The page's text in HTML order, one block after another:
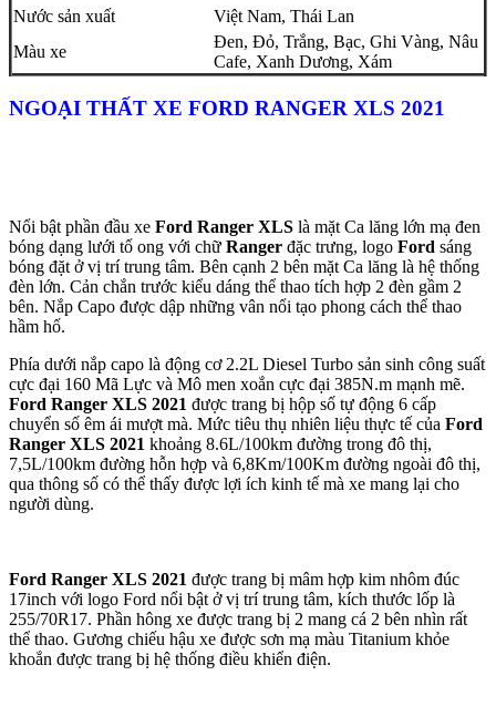
Nước sản xuất
Việt Nam, Thái Lan
Màu xe
Đen, Đỏ, Trắng, Bạc, Ghi Vàng, Nâu
Cafe, Xanh Dương, Xám
NGOẠI THẤT XE FORD RANGER XLS 2021
Nổi bật phần đầu xe Ford Ranger XLS là mặt Ca lăng lớn mạ đen
bóng dạng lưới tổ ong với chữ Ranger đặc trưng, logo Ford sáng
bóng đặt ở vị trí trung tâm. Bên cạnh 2 bên mặt Ca lăng là hệ thống
đèn lớn. Cản chắn trước kiểu dáng thể thao tích hợp 2 đèn gầm 2
bên. Nắp Capo được dập những vân nổi tạo phong cách thể thao
hầm hố.
Phía dưới nắp capo là động cơ 2.2L Diesel Turbo sản sinh công suất
cực đại 160 Mã Lực và Mô men xoắn cực đại 385N.m mạnh mẽ.
Ford Ranger XLS 2021 được trang bị hộp số tự động 6 cấp
chuyển số êm ái mượt mà. Mức tiêu thụ nhiên liệu thực tế của Ford
Ranger XLS 2021 khoảng 8.6L/100km đường trong đô thị,
7,5L/100km đường hỗn hợp và 6,8Km/100Km đường ngoài đô thị,
qua thông số có thể thấy được lợi ích kinh tế mà xe mang lại cho
người dùng.
Ford Ranger XLS 2021 được trang bị mâm hợp kim nhôm đúc
17inch với logo Ford nổi bật ở vị trí trung tâm, kích thước lốp là
255/70R17. Phần hông xe được trang bị 2 mang cá 2 bên nhìn rất
thể thao. Gương chiếu hậu xe được sơn mạ màu Titanium khỏe
khoắn được trang bị hệ thống điều khiển điện.